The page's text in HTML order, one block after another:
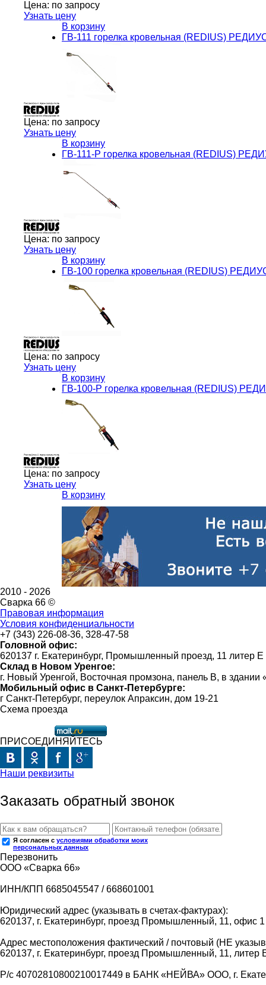
Цена: по запросу
Узнать цену
В корзину
ГВ-111 горелка кровельная (REDIUS)
Цена: по запросу
Узнать цену
В корзину
ГВ-111-Р горелка кровельная (REDIUS)
Цена: по запросу
Узнать цену
В корзину
ГВ-100 горелка кровельная (REDIUS)
Цена: по запросу
Узнать цену
В корзину
ГВ-100-Р горелка кровельная (REDIUS)
Цена: по запросу
Узнать цену
В корзину
2010 - 2026
Сварка 66 ©
Правовая информация
Условия конфиденциальности
+7 (343) 226-08-36, 328-47-58
Головной офис:
620137 г. Екатеринбург, Промышленный проезд, 11 литер Е
Склад в Новом Уренгое:
г. Новый Уренгой, Восточная промзона, панель В, в
Мобильный офис в Санкт-Петербурге:
г Санкт-Петербург, переулок Апраксин, дом 19-21
Схема проезда
ПРИСОЕДИНЯЙТЕСЬ
Наши реквизиты
Заказать обратный звонок
Я согласен с условиями обработки моих
персональных данных
Перезвонить
ООО «Сварка 66»
ИНН/КПП 6685045547 / 668601001
Юридический адрес (указывать в счетах-фактурах):
620137, г. Екатеринбург, проезд Промышленный, 11, офис 1
Адрес местоположения фактический / почтовый (НЕ
620137, г. Екатеринбург, проезд Промышленный, 11, литер
Р/с 40702810800210017449 в БАНК «НЕЙВА» ООО, г.